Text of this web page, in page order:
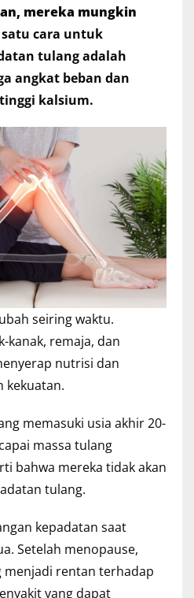
mereka mungkin
satu cara untuk
tulang adalah
angkat beban dan
kalsium.
seiring waktu.
kanak, remaja, dan
nutrisi dan
kekuatan.
memasuki usia akhir 20-
massa tulang
bahwa mereka tidak akan
tulang.
kepadatan saat
Setelah menopause,
menjadi rentan terhadap
yang dapat